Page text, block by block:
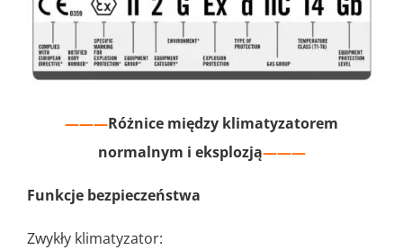
———Różnice między klimatyzatorem
normalnym i eksplozją———
Funkcje bezpieczeństwa
Zwykły klimatyzator: